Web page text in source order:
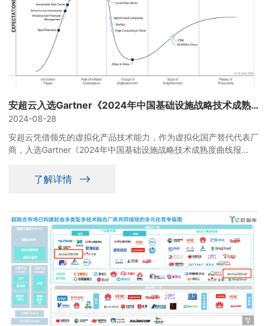
安超云入选Gartner《2024年中国基础设施战略技术成熟度曲线报告》
2024-08-28
安超云凭借领先的虚拟化产品技术能力，作为虚拟化国产替代代表厂
商，入选Gartner《2024年中国基础设施战略技术成熟度曲线报
了解详情